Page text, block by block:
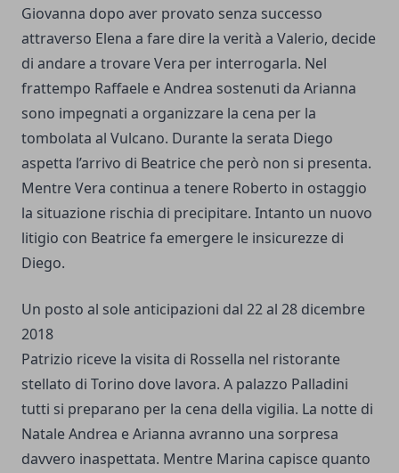
Giovanna dopo aver provato senza successo
attraverso Elena a fare dire la verità a Valerio, decide
di andare a trovare Vera per interrogarla. Nel
frattempo Raffaele e Andrea sostenuti da Arianna
sono impegnati a organizzare la cena per la
tombolata al Vulcano. Durante la serata Diego
aspetta l’arrivo di Beatrice che però non si presenta.
Mentre Vera continua a tenere Roberto in ostaggio
la situazione rischia di precipitare. Intanto un nuovo
litigio con Beatrice fa emergere le insicurezze di
Diego.
Un posto al sole anticipazioni dal 22 al 28 dicembre
2018
Patrizio riceve la visita di Rossella nel ristorante
stellato di Torino dove lavora. A palazzo Palladini
tutti si preparano per la cena della vigilia. La notte di
Natale Andrea e Arianna avranno una sorpresa
davvero inaspettata. Mentre Marina capisce quanto